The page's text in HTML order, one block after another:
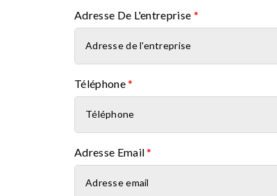
Adresse De L'entreprise *
Téléphone*
Adresse Email*